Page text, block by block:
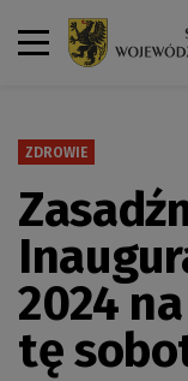
ZDROWIE
2024
tę